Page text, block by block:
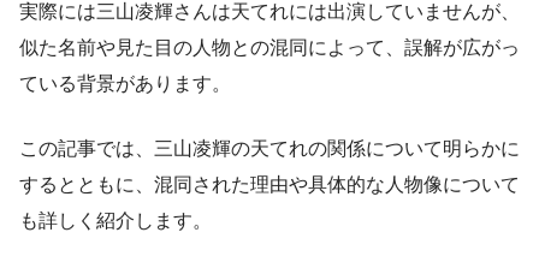
実際には三山凌輝さんは天てれには出演していませんが、
似た名前や見た目の人物との混同によって、誤解が広がっ
ている背景があります。
この記事では、三山凌輝の天てれの関係について明らかに
するとともに、混同された理由や具体的な人物像について
も詳しく紹介します。